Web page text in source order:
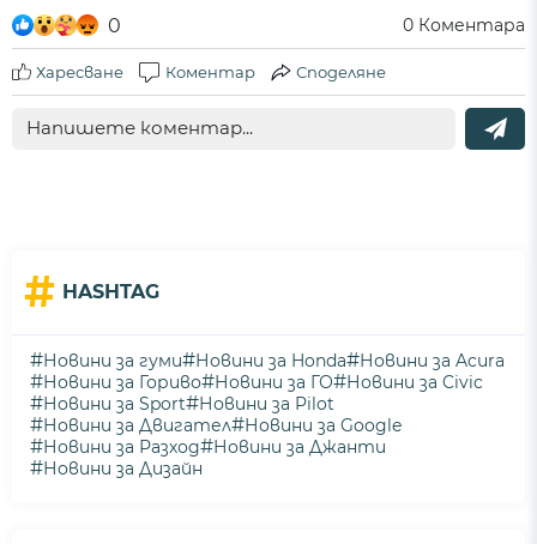
0 0 Коментара
Харесване Коментар Споделяне
# HASHTAG
#Новини за гуми#Новини за Honda#Новини за Acura
#Новини за Гориво#Новини за ГО#Новини за Civic
#Новини за Sport#Новини за Pilot
#Новини за Двигател#Новини за Google
#Новини за Разход#Новини за Джанти
#Новини за Дизайн